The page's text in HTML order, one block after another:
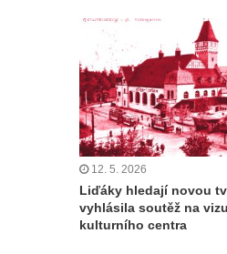
12. 5. 2026
Liďáky hledají novou
vyhlásila soutěž na
kulturního centra